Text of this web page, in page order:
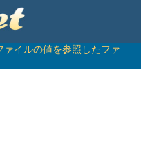
ァイルの値を参照したファ